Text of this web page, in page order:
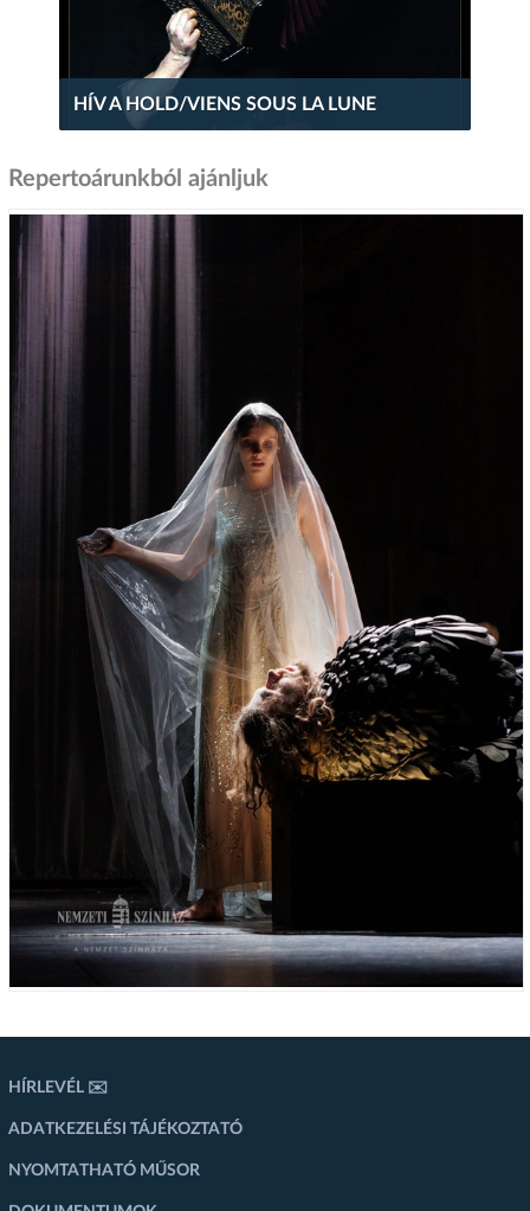
HÍV A HOLD/VIENS SOUS LA LUNE
Repertoárunkból ajánljuk
HÍRLEVÉL ✉️
ADATKEZELÉSI TÁJÉKOZTATÓ
NYOMTATHATÓ MŰSOR